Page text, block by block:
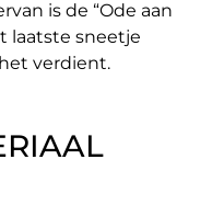
is de “Ode aan
laatste sneetje
verdient.